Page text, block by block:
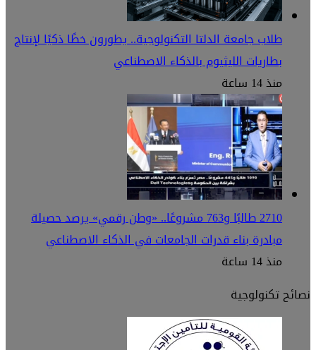
طلاب جامعة الدلتا التكنولوجية.. يطورون خطًا ذكيًا لإنتاج
بطاريات الليثيوم بالذكاء الاصطناعي
منذ 14 ساعة
2710 طالبًا و763 مشروعًا.. «وطن رقمي» يرصد حصيلة
مبادرة بناء قدرات الجامعات في الذكاء الاصطناعي
منذ 14 ساعة
نصائح تكنولوجية